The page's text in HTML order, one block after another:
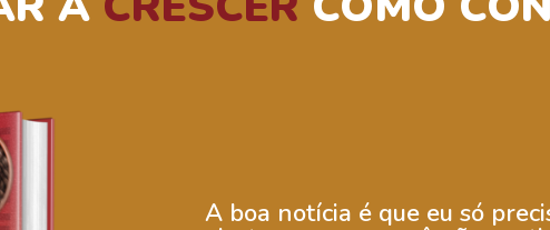
A boa notícia é que eu só